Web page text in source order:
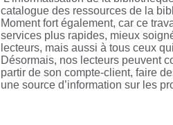
catalogue des ressources de la
Moment fort également, car ce
services plus rapides, mieux
lecteurs, mais aussi à tous ceux
Désormais, nos lecteurs peuvent
partir de son compte-client, faire
une source d’information sur les